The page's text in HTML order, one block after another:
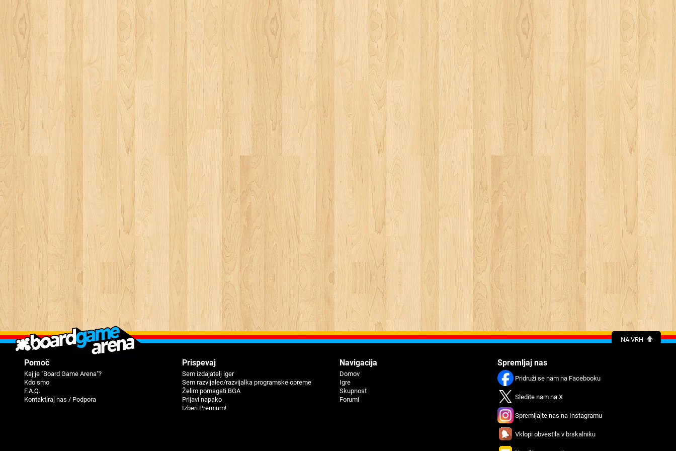
NA VRH
Pomoč
Kaj je "Board Game Arena"?
Kdo smo
F.A.Q.
Kontaktiraj nas / Podpora
Prispevaj
Sem izdajatelj iger
Sem razvijalec/razvijalka programske opreme
Želim pomagati BGA
Prijavi napako
Izberi Premium!
Navigacija
Domov
Igre
Skupnost
Forumi
Spremljaj nas
Pridruži se nam na Facebooku
Sledite nam na X
Spremljajte nas na Instagramu
Vklopi obvestila v brskalniku